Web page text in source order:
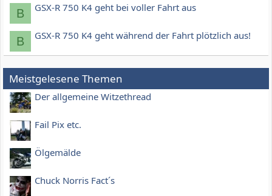
B GSX-R 750 K4 geht bei voller Fahrt aus
B GSX-R 750 K4 geht während der Fahrt plötzlich aus!
Meistgelesene Themen
Der allgemeine Witzethread
Fail Pix etc.
Ölgemälde
Chuck Norris Fact´s